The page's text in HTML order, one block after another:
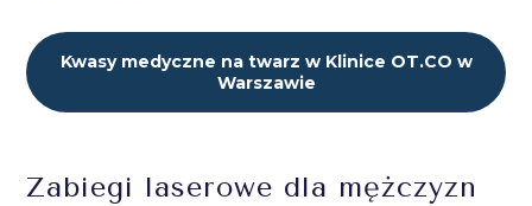
Kwasy medyczne na twarz w Klinice OT.CO w
Warszawie
Zabiegi laserowe dla mężczyzn